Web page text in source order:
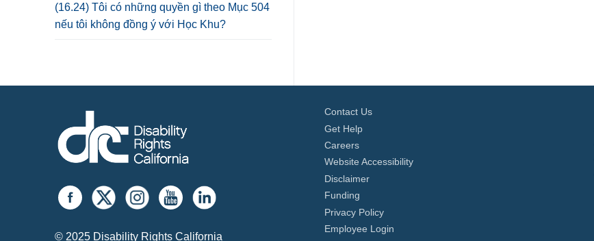
(16.24) Tôi có những quyền gì theo Mục 504
nếu tôi không đồng ý với Học Khu?
© 2025 Disability Rights California
Contact Us
Get Help
Careers
Website Accessibility
Disclaimer
Funding
Privacy Policy
Employee Login